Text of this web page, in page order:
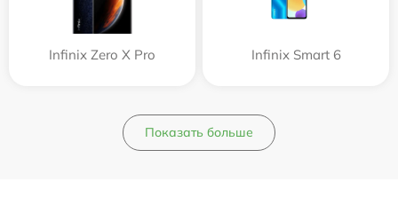
Infinix Zero X Pro Infinix Smart 6
Показать больше